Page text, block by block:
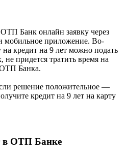
Банк онлайн заявку через
мобильное приложение. Во-
кредит на 9 лет можно подать
не придется тратить время на
Банка.
решение положительное —
кредит на 9 лет на карту
в ОТП Банке